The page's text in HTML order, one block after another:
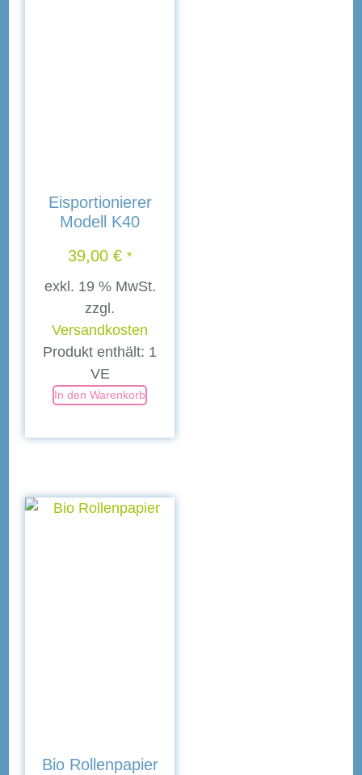
Eisportionierer
Modell K40
39,00€ *
exkl. 19 % MwSt.
zzgl.
Versandkosten
Produkt enthält: 1
VE
In den Warenkorb
Bio Rollenpapier